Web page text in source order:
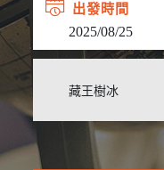
出發時間